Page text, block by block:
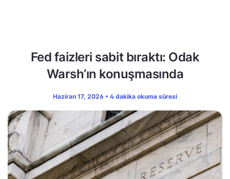
Fed faizleri sabit bıraktı: Odak
Warsh’ın konuşmasında
Haziran 17, 2026 • 4 dakika okuma süresi